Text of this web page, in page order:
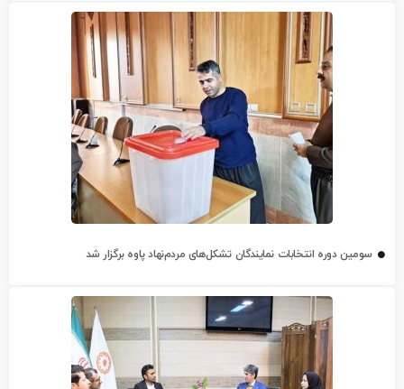
سومین دوره انتخابات نمایندگان تشکل‌های مردم‌نهاد پاوه برگزار شد